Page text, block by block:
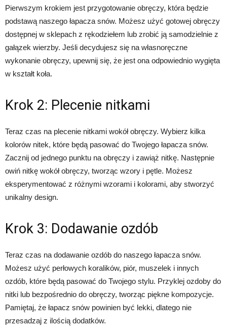
Pierwszym krokiem jest przygotowanie obręczy, która będzie
podstawą naszego łapacza snów. Możesz użyć gotowej obręczy
dostępnej w sklepach z rękodziełem lub zrobić ją samodzielnie z
gałązek wierzby. Jeśli decydujesz się na własnoręczne
wykonanie obręczy, upewnij się, że jest ona odpowiednio wygięta
w kształt koła.
Krok 2: Plecenie nitkami
Teraz czas na plecenie nitkami wokół obręczy. Wybierz kilka
kolorów nitek, które będą pasować do Twojego łapacza snów.
Zacznij od jednego punktu na obręczy i zawiąż nitkę. Następnie
owiń nitkę wokół obręczy, tworząc wzory i pętle. Możesz
eksperymentować z różnymi wzorami i kolorami, aby stworzyć
unikalny design.
Krok 3: Dodawanie ozdób
Teraz czas na dodawanie ozdób do naszego łapacza snów.
Możesz użyć perłowych koralików, piór, muszelek i innych
ozdób, które będą pasować do Twojego stylu. Przyklej ozdoby do
nitki lub bezpośrednio do obręczy, tworząc piękne kompozycje.
Pamiętaj, że łapacz snów powinien być lekki, dlatego nie
przesadzaj z ilością dodatków.